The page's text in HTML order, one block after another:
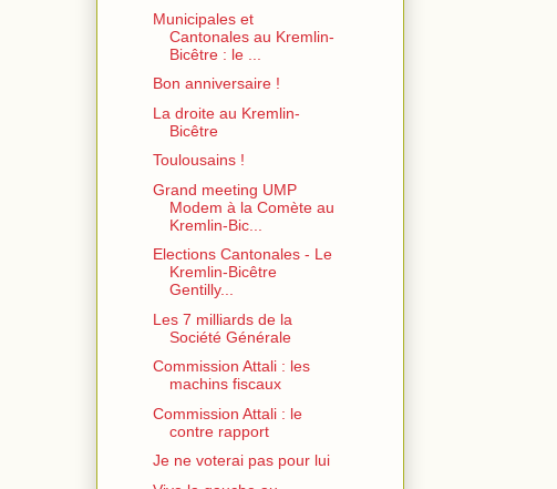
Municipales et
Cantonales au Kremlin-
Bicêtre : le ...
Bon anniversaire !
La droite au Kremlin-
Bicêtre
Toulousains !
Grand meeting UMP
Modem à la Comète au
Kremlin-Bic...
Elections Cantonales - Le
Kremlin-Bicêtre
Gentilly...
Les 7 milliards de la
Société Générale
Commission Attali : les
machins fiscaux
Commission Attali : le
contre rapport
Je ne voterai pas pour lui